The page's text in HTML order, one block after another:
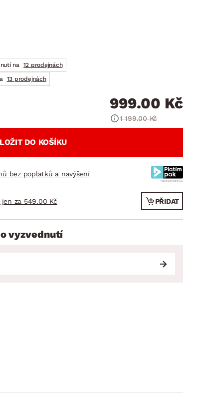
na 12 prodejnách
13 prodejnách
999.00 Kč
1 199.00 Kč
DO KOŠÍKU
bez poplatků a navýšení
jen za 549.00 Kč PŘIDAT
vyzvednutí